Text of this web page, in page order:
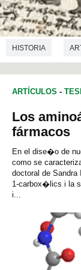
HISTORIA
ARTÍCULOS -
Los
fármacos
En el dise�o de
como se
doctoral de
1-carbox�lics i la
i...